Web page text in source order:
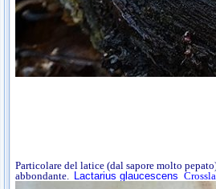
Particolare del latice (dal sapore molto
abbondante. Lactarius glaucescens